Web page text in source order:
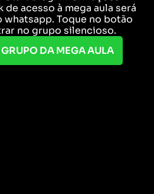
acesso à mega aula será
whatsapp. Toque no botão
no grupo silencioso.
DA MEGA AULA